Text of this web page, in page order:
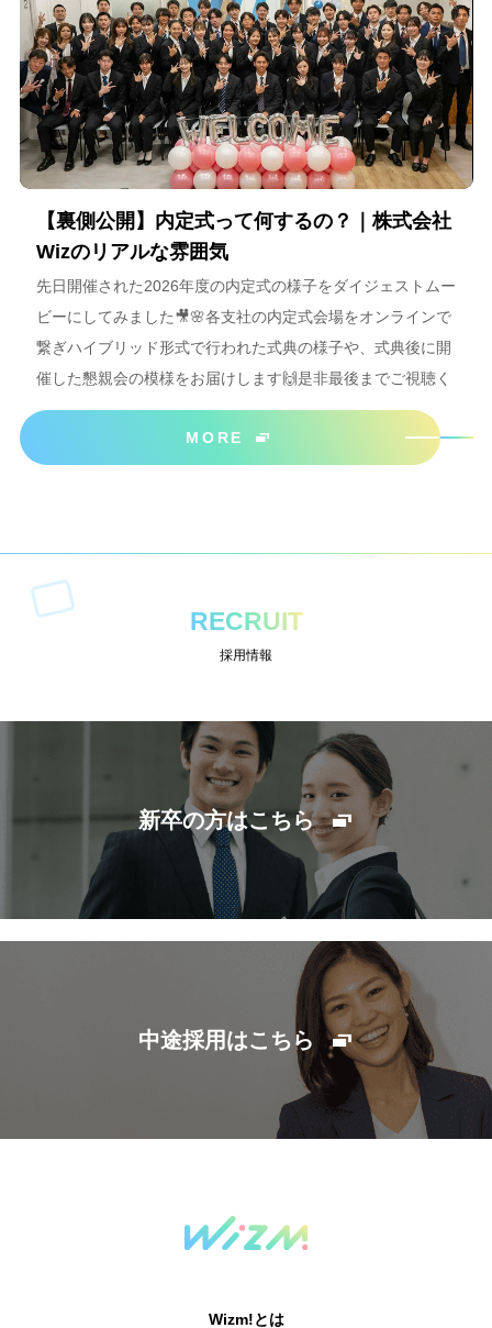
【裏側公開】内定式って何するの？｜株式会社
Wizのリアルな雰囲気
先日開催された2026年度の内定式の様子をダイジェストムー
ビーにしてみました🎥🌸各支社の内定式会場をオンラインで
繋ぎハイブリッド形式で行われた式典の様子や、式典後に開
催した懇親会の模様をお届けします🙌是非最後までご視聴く
ださいね＾＾
MORE
RECRUIT
採用情報
新卒の方はこちら
中途採用はこちら
Wizm!とは